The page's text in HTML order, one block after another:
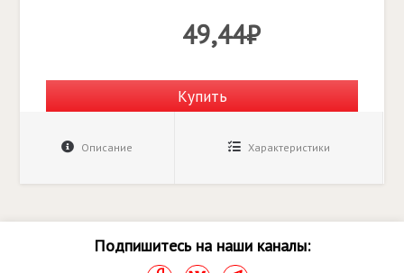
49,44₽
Купить
Описание Характеристики
Подпишитесь на наши каналы: